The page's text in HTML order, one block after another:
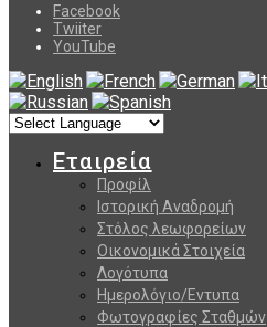
Facebook
Twiiter
YouTube
Εταιρεία
Προφίλ
Ιστορική Αναδρομή
Στόλος λεωφορείων
Οικονομικά Στοιχεία
Λογότυπα
Ημερολόγιο/Εντυπα
Φωτογραφίες Σταθμών